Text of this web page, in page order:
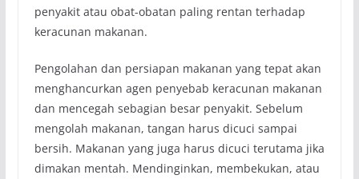
penyakit atau obat-obatan paling rentan terhadap
keracunan makanan.
Pengolahan dan persiapan makanan yang tepat akan
menghancurkan agen penyebab keracunan makanan
dan mencegah sebagian besar penyakit. Sebelum
mengolah makanan, tangan harus dicuci sampai
bersih. Makanan yang juga harus dicuci terutama jika
dimakan mentah. Mendinginkan, membekukan, atau